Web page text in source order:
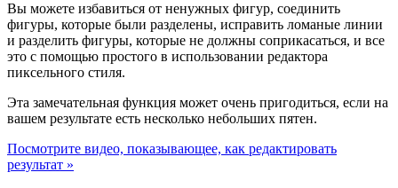
Вы можете избавиться от ненужных фигур, соединить
фигуры, которые были разделены, исправить ломаные линии
и разделить фигуры, которые не должны соприкасаться, и все
это с помощью простого в использовании редактора
пиксельного стиля.
Эта замечательная функция может очень пригодиться, если на
вашем результате есть несколько небольших пятен.
Посмотрите видео, показывающее, как редактировать
результат »